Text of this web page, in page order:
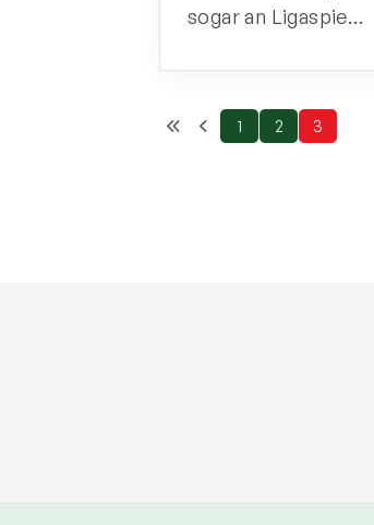
sogar an Ligaspie…
1 2 3